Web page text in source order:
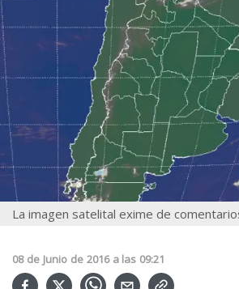
La imagen satelital exime de
08 de Junio de 2016 a las 09:21